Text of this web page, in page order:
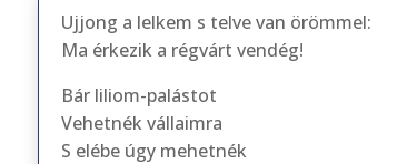
Ujjong a lelkem s telve van örömmel:
Ma érkezik a régvárt vendég!
Bár liliom-palástot
Vehetnék vállaimra
S elébe úgy mehetnék